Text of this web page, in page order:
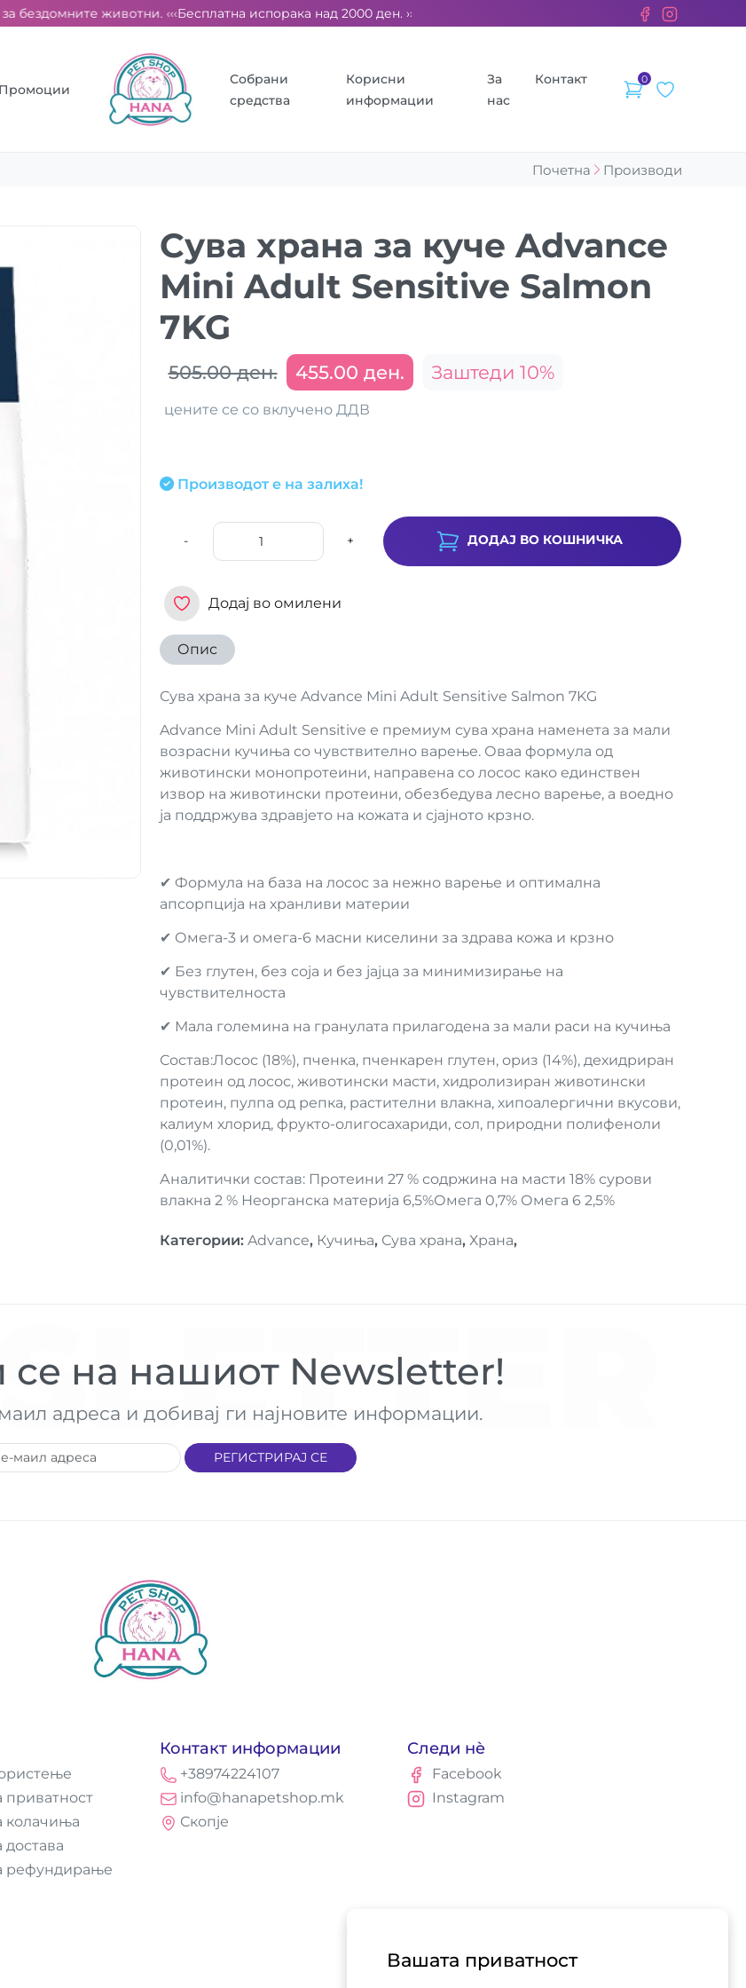
Вашата приватност
животни. ‹‹‹Бесплатна испорака над 2000 ден. ››› 2% од секоја сметка се донираат за бездомните
Промоции
Собрани
средства
Корисни
информации
За
нас
Контакт 0
Почетна Производи
Сува храна за куче Advance
Mini Adult Sensitive Salmon
7KG
505.00 ден. 455.00 ден. Заштеди 10%
цените се со вклучено ДДВ
Производот е на залиха!
- + ДОДАЈ ВО КОШНИЧКА
Додај во омилени
Опис
Сува храна за куче Advance Mini Adult Sensitive Salmon 7KG
Advance Mini Adult Sensitive е премиум сува храна наменета за мали
возрасни кучиња со чувствително варење. Оваа формула од
животински монопротеини, направена со лосос како единствен
извор на животински протеини, обезбедува лесно варење, а воедно
ја поддржува здравјето на кожата и сјајното крзно.
✔ Формула на база на лосос за нежно варење и оптимална
апсорпција на хранливи материи
✔ Омега-3 и омега-6 масни киселини за здрава кожа и крзно
✔ Без глутен, без соја и без јајца за минимизирање на
чувствителноста
✔ Мала големина на гранулата прилагодена за мали раси на кучиња
Состав:Лосос (18%), пченка, пченкарен глутен, ориз (14%), дехидриран
протеин од лосос, животински масти, хидролизиран животински
протеин, пулпа од репка, растителни влакна, хипоалергични вкусови,
калиум хлорид, фрукто-олигосахариди, сол, природни полифеноли
(0,01%).
Аналитички состав: Протеини 27 % содржина на масти 18% сурови
влакна 2 % Неорганска материја 6,5%Омега 0,7% Омега 6 2,5%
Категории: Advance, Кучиња, Сува храна, Храна,
се на нашиот Newsletter!
маил адреса и добивај ги најновите информации.
РЕГИСТРИРАЈ СЕ
приватност
колачиња
достава
рефундирање
Контакт информации
+38974224107
info@hanapetshop.mk
Скопје
Следи нè
Facebook
Instagram